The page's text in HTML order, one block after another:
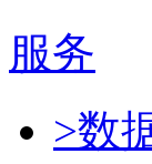
服务
>数